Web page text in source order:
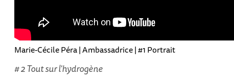
Marie-Cécile Péra | Ambassadrice | #1 Portrait
# 2 Tout sur l'hydrogène